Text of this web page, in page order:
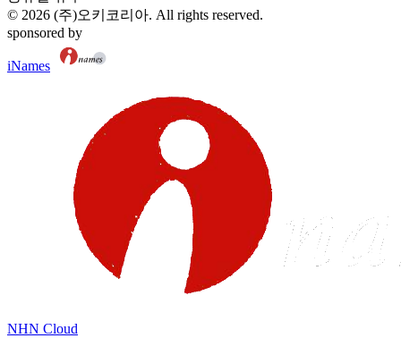
© 2026 (주)오키코리아. All rights reserved.
sponsored by
iNames
NHN Cloud